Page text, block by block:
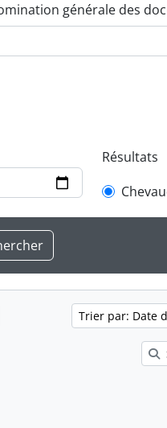
générale des
Résultats
Trier par: Date